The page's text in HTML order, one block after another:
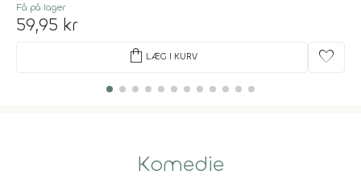
Få på lager
59,95 kr
shopping_bag LÆG I KURV favorite
Komedie